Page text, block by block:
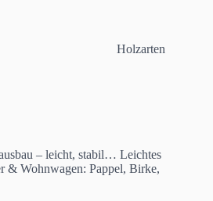
Holzarten
– leicht, stabil… Leichtes
& Wohnwagen: Pappel, Birke,